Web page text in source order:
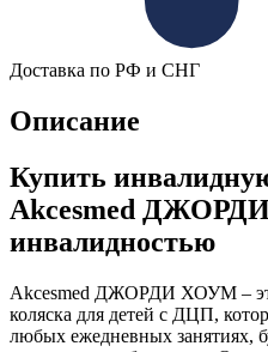
Доставка по РФ и СНГ
Описание
Купить
Akcesmed
инвалидностью
Akcesmed ДЖОРДИ ХОУМ –
коляска для детей с ДЦП,
любых ежедневных занятиях,